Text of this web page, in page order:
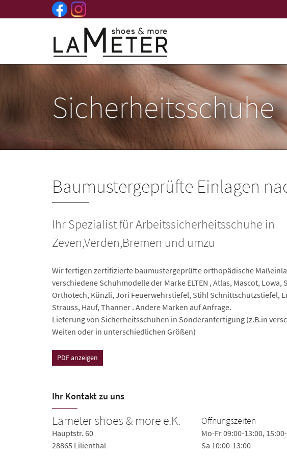
Sicherheitsschuhe
Baumustergeprüfte Einlagen
Ihr Spezialist für Arbeitssicherheitsschuhe in
Zeven,Verden,Bremen und umzu
Wir fertigen zertifizierte baumustergeprüfte orthopädische
verschiedene Schuhmodelle der Marke ELTEN , Atlas, Mascot, Lowa,
Orthotech, Künzli, Jori Feuerwehrstiefel, Stihl Schnittschutzstiefel,
Strauss, Hauf, Thanner . Andere Marken auf Anfrage.
Lieferung von Sicherheitsschuhen in Sonderanfertigung (z.B.in
Weiten oder in unterschiedlichen Größen)
PDF anzeigen
Ihr Kontakt zu uns
Lameter shoes & more e.K.
Hauptstr. 60
28865 Lilienthal
Öffnungszeiten
Mo-Fr 09:00-13:00,
Sa 10:00-13:00